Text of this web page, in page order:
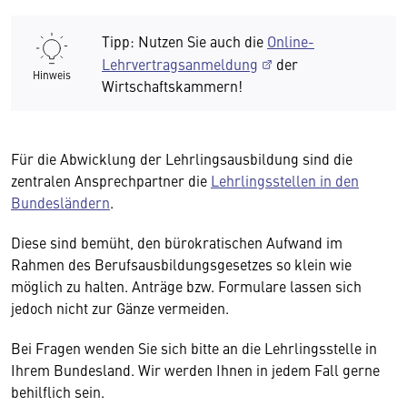
Hinweis
Tipp: Nutzen Sie auch die Online-
Lehrvertragsanmeldung
der
Wirtschaftskammern!
Für die Abwicklung der Lehrlingsausbildung sind die
zentralen Ansprechpartner die Lehrlingsstellen in den
Bundesländern.
Diese sind bemüht, den bürokratischen Aufwand im
Rahmen des Berufsausbildungsgesetzes so klein wie
möglich zu halten. Anträge bzw. Formulare lassen sich
jedoch nicht zur Gänze vermeiden.
Bei Fragen wenden Sie sich bitte an die Lehrlingsstelle in
Ihrem Bundesland. Wir werden Ihnen in jedem Fall gerne
behilflich sein.